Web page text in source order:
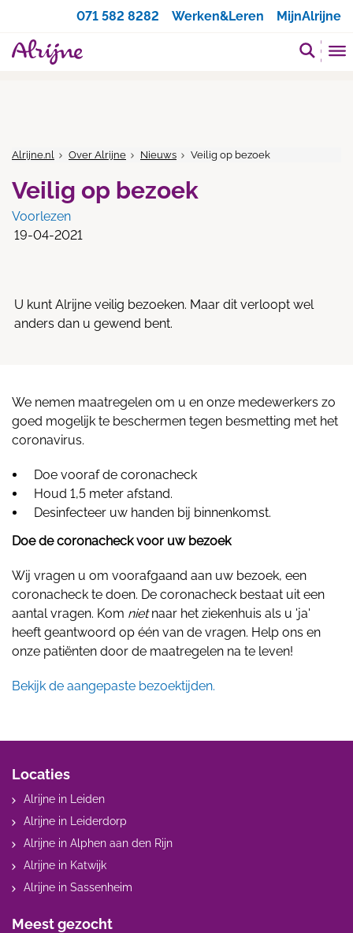
071 582 8282
Werken&Leren MijnAlrijne
Alrijne.nl Over Alrijne Nieuws Veilig op bezoek
Veilig op bezoek
Voorlezen
19-04-2021
U kunt Alrijne veilig bezoeken. Maar dit verloopt wel
anders dan u gewend bent.
We nemen maatregelen om u en onze medewerkers zo
goed mogelijk te beschermen tegen besmetting met het
coronavirus.
Doe vooraf de coronacheck
Houd 1,5 meter afstand.
Desinfecteer uw handen bij binnenkomst.
Doe de coronacheck voor uw bezoek
Wij vragen u om voorafgaand aan uw bezoek, een
coronacheck te doen. De coronacheck bestaat uit een
aantal vragen. Kom nietnaar het ziekenhuis als u 'ja'
heeft geantwoord op één van de vragen. Help ons en
onze patiënten door de maatregelen na te leven!
Bekijk de aangepaste bezoektijden.
Locaties
Alrijne in Leiden
Alrijne in Leiderdorp
Alrijne in Alphen aan den Rijn
Alrijne in Katwijk
Alrijne in Sassenheim
Meest gezocht